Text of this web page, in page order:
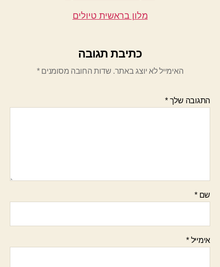
מלון בראשית טיולים
כתיבת תגובה
האימייל לא יוצג באתר. שדות החובה מסומנים*
התגובה שלך*
שם*
אימייל*